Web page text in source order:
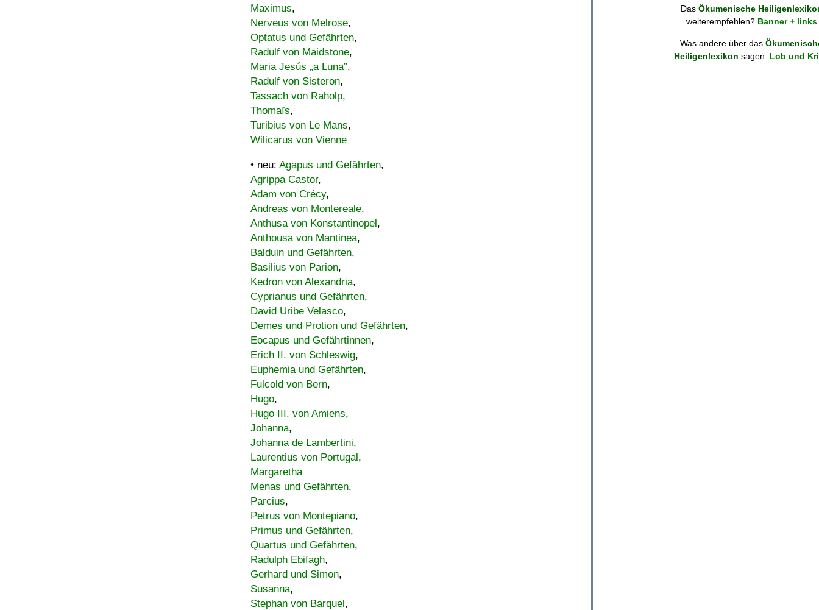
Maximus,
Nerveus von Melrose,
Optatus und Gefährten,
Radulf von Maidstone,
Maria Jesús „a Luna”,
Radulf von Sisteron,
Tassach von Raholp,
Thomaïs,
Turibius von Le Mans,
Wilicarus von Vienne
• neu: Agapus und Gefährten,
Agrippa Castor,
Adam von Crécy,
Andreas von Montereale,
Anthusa von Konstantinopel,
Anthousa von Mantinea,
Balduin und Gefährten,
Basilius von Parion,
Kedron von Alexandria,
Cyprianus und Gefährten,
David Uribe Velasco,
Demes und Protion und Gefährten,
Eocapus und Gefährtinnen,
Erich II. von Schleswig,
Euphemia und Gefährten,
Fulcold von Bern,
Hugo,
Hugo III. von Amiens,
Johanna,
Johanna de Lambertini,
Laurentius von Portugal,
Margaretha
Menas und Gefährten,
Parcius,
Petrus von Montepiano,
Primus und Gefährten,
Quartus und Gefährten,
Radulph Ebifagh,
Gerhard und Simon,
Susanna,
Stephan von Barquel,
Das Ökumenische
weiterempfehlen? Banner + links
Was andere über das
Heiligenlexikon sagen: Lob und